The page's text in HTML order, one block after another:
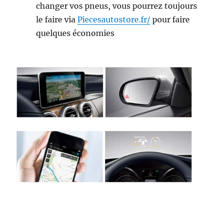
changer vos pneus, vous pourrez toujours
le faire viaPiecesautostore.fr/ pour faire
quelques économies